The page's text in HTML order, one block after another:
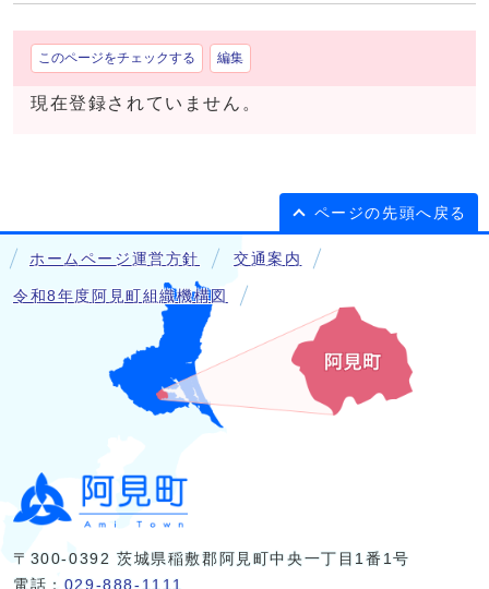
このページをチェックする 編集
現在登録されていません。
ページの先頭へ戻る
ホームページ運営方針 交通案内
令和8年度阿見町組織機構図
〒300-0392 茨城県稲敷郡阿見町中央一丁目1番1号
電話： 029-888-1111